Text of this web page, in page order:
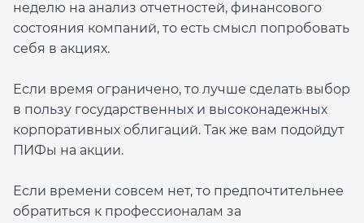
неделю на анализ отчетностей, финансового
состояния компаний, то есть смысл попробовать
себя в акциях.
Если время ограничено, то лучше сделать выбор
в пользу государственных и высоконадежных
корпоративных облигаций. Так же вам подойдут
ПИФы на акции.
Если времени совсем нет, то предпочтительнее
обратиться к профессионалам за